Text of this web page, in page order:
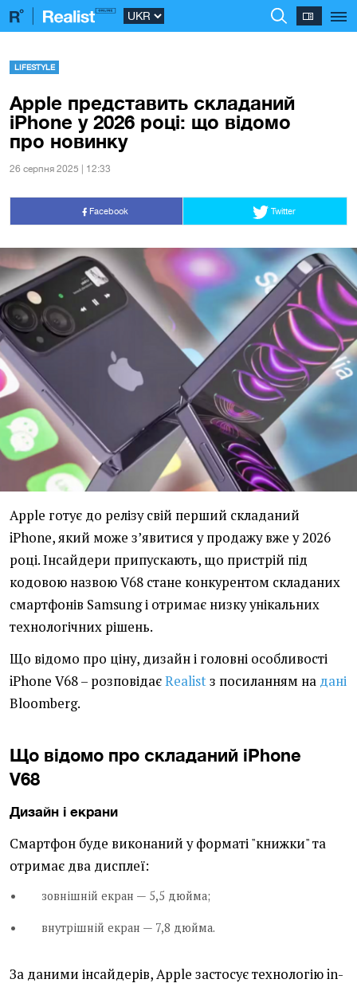
LIFESTYLE
Apple представить складаний
iPhone у 2026 році: що відомо
про новинку
26 серпня 2025 | 12:33
Facebook Twitter
Apple готує до релізу свій перший складаний
iPhone, який може з’явитися у продажу вже у 2026
році. Інсайдери припускають, що пристрій під
кодовою назвою V68 стане конкурентом складаних
смартфонів Samsung і отримає низку унікальних
технологічних рішень.
Що відомо про ціну, дизайн і головні особливості
iPhone V68 – розповідаєRealistз посиланням на дані
Bloomberg.
Що відомо про складаний iPhone
V68
Дизайн і екрани
Смартфон буде виконаний у форматі "книжки" та
отримає два дисплеї:
зовнішній екран — 5,5 дюйма;
внутрішній екран — 7,8 дюйма.
За даними інсайдерів, Apple застосує технологію in-